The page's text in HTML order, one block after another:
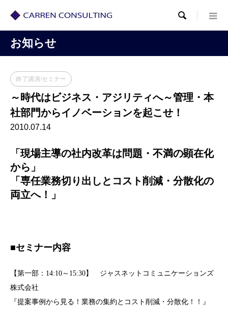

お知らせ
終了講演/セミナー
～時代はビジネス・アジリティへ～管理・本
社部門からイノベーションを起こせ！
2010.07.14
「現場主導の社内改革は問題・不満の顕在化
から」
「専任業務切り出しとコスト削減・分散化の
両立へ！」
■セミナー内容
【第一部：14:10～15:30】 ジャスネットコミュニケーションズ
株式会社
『提案事例から見る！業務の集約とコスト削減・分散化！！』